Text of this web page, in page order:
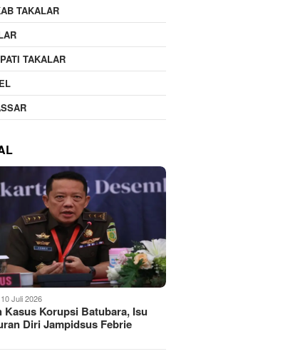
TAKALAR
TAKALAR
10 Juli 2026
Kasus Korupsi Batubara, Isu
Diri Jampidsus Febrie